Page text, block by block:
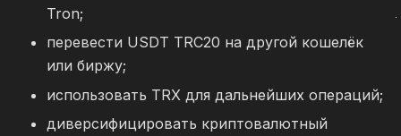
Tron;
перевести USDT TRC20 на другой кошелёк
или биржу;
использовать TRX для дальнейших операций;
диверсифицировать криптовалютный